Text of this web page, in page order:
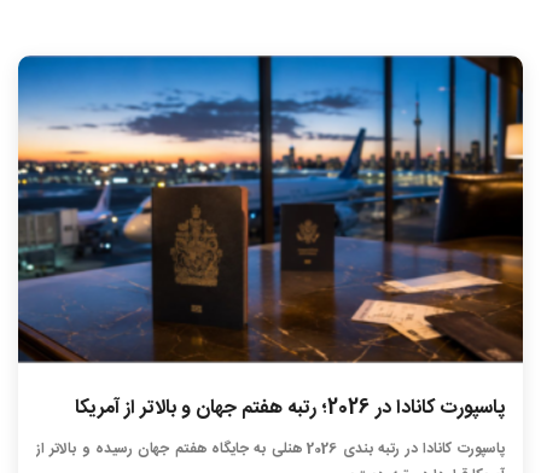
پاسپورت کانادا در 2026؛ رتبه هفتم جهان و بالاتر از آمریکا
پاسپورت کانادا در رتبه بندی 2026 هنلی به جایگاه هفتم جهان رسیده و بالاتر از